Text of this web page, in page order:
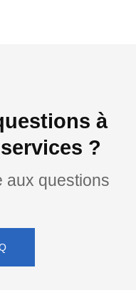
à
?
aux questions